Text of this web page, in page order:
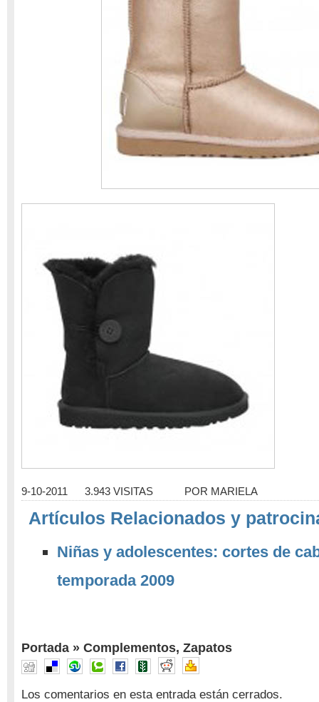
9-10-2011 3.943 VISITAS POR MARIELA
Artículos Relacionados y
Niñas y adolescentes: cortes de
temporada 2009
Portada » Complementos, Zapatos
Los comentarios en esta entrada están cerrados.